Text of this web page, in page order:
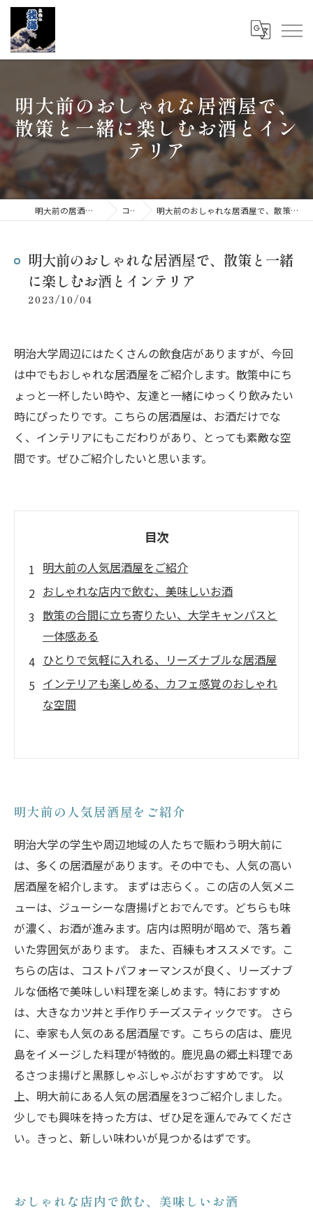
明大前のおしゃれな居酒屋で、
散策と一緒に楽しむお酒とイン
テリア
明大前の居酒屋なら立呑み 我海 コラム 明大前のおしゃれな居酒屋で、散策と一緒に楽しむお酒とインテリア
明大前のおしゃれな居酒屋で、散策と一緒
に楽しむお酒とインテリア
2023/10/04
明治大学周辺にはたくさんの飲食店がありますが、今回
は中でもおしゃれな居酒屋をご紹介します。散策中にち
ょっと一杯したい時や、友達と一緒にゆっくり飲みたい
時にぴったりです。こちらの居酒屋は、お酒だけでな
く、インテリアにもこだわりがあり、とっても素敵な空
間です。ぜひご紹介したいと思います。
目次
明大前の人気居酒屋をご紹介
おしゃれな店内で飲む、美味しいお酒
散策の合間に立ち寄りたい、大学キャンパスと
一体感ある
ひとりで気軽に入れる、リーズナブルな居酒屋
インテリアも楽しめる、カフェ感覚のおしゃれ
な空間
明大前の人気居酒屋をご紹介
明治大学の学生や周辺地域の人たちで賑わう明大前に
は、多くの居酒屋があります。その中でも、人気の高い
居酒屋を紹介します。 まずは志らく。この店の人気メニ
ューは、ジューシーな唐揚げとおでんです。どちらも味
が濃く、お酒が進みます。店内は照明が暗めで、落ち着
いた雰囲気があります。 また、百練もオススメです。こ
ちらの店は、コストパフォーマンスが良く、リーズナブ
ルな価格で美味しい料理を楽しめます。特におすすめ
は、大きなカツ丼と手作りチーズスティックです。 さら
に、幸家も人気のある居酒屋です。こちらの店は、鹿児
島をイメージした料理が特徴的。鹿児島の郷土料理であ
るさつま揚げと黒豚しゃぶしゃぶがおすすめです。 以
上、明大前にある人気の居酒屋を3つご紹介しました。
少しでも興味を持った方は、ぜひ足を運んでみてくださ
い。きっと、新しい味わいが見つかるはずです。
おしゃれな店内で飲む、美味しいお酒